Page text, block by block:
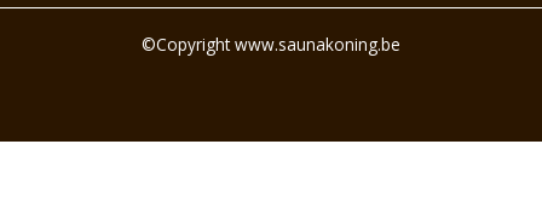
©Copyright www.saunakoning.be